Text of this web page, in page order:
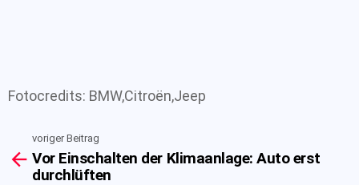
Fotocredits: BMW,Citroën,Jeep
more
voriger Beitrag
Vor Einschalten der Klimaanlage: Auto erst
durchlüften